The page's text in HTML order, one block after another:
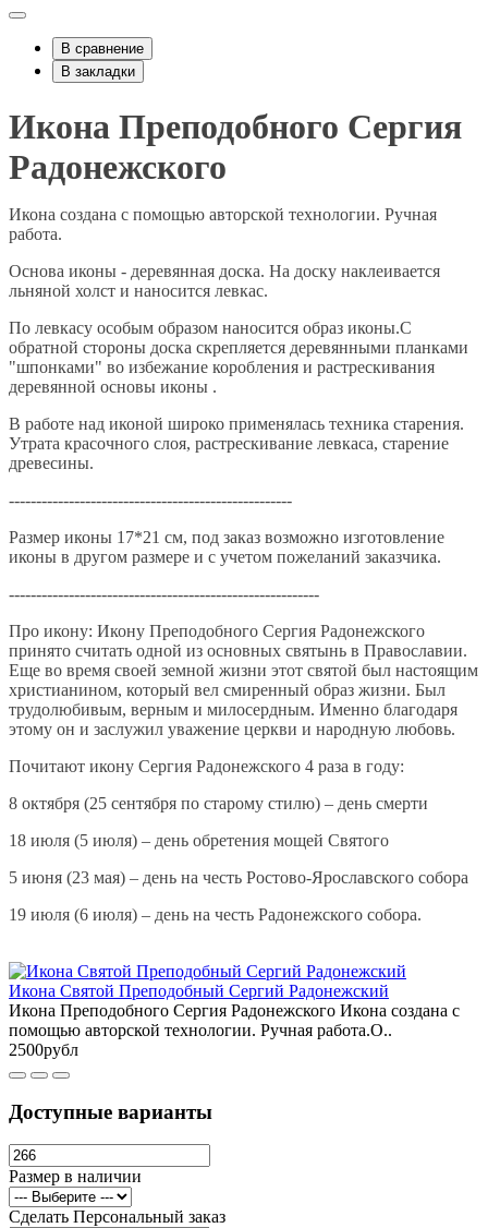
В сравнение
В закладки
Икона Преподобного Сергия
Радонежского
Икона создана с помощью авторской технологии. Ручная
работа.
Основа иконы - деревянная доска. На доску наклеивается
льняной холст и наносится левкас.
По левкасу особым образом наносится образ иконы.С
обратной стороны доска скрепляется деревянными планками
"шпонками" во избежание коробления и растрескивания
деревянной основы иконы .
В работе над иконой широко применялась техника старения.
Утрата красочного слоя, растрескивание левкаса, старение
древесины.
----------------------------------------------------
Размер иконы 17*21 см, под заказ возможно изготовление
иконы в другом размере и с учетом пожеланий заказчика.
---------------------------------------------------------
Про икону: Икону Преподобного Сергия Радонежского
принято считать одной из основных святынь в Православии.
Еще во время своей земной жизни этот святой был настоящим
христианином, который вел смиренный образ жизни. Был
трудолюбивым, верным и милосердным. Именно благодаря
этому он и заслужил уважение церкви и народную любовь.
Почитают икону Сергия Радонежского 4 раза в году:
8 октября (25 сентября по старому стилю) – день смерти
18 июля (5 июля) – день обретения мощей Святого
5 июня (23 мая) – день на честь Ростово-Ярославского собора
19 июля (6 июля) – день на честь Радонежского собора.
Икона Святой Преподобный Сергий Радонежский
Икона Преподобного Сергия Радонежского Икона создана с
помощью авторской технологии. Ручная работа.О..
2500рубл
Доступные варианты
Размер в наличии
Сделать Персональный заказ